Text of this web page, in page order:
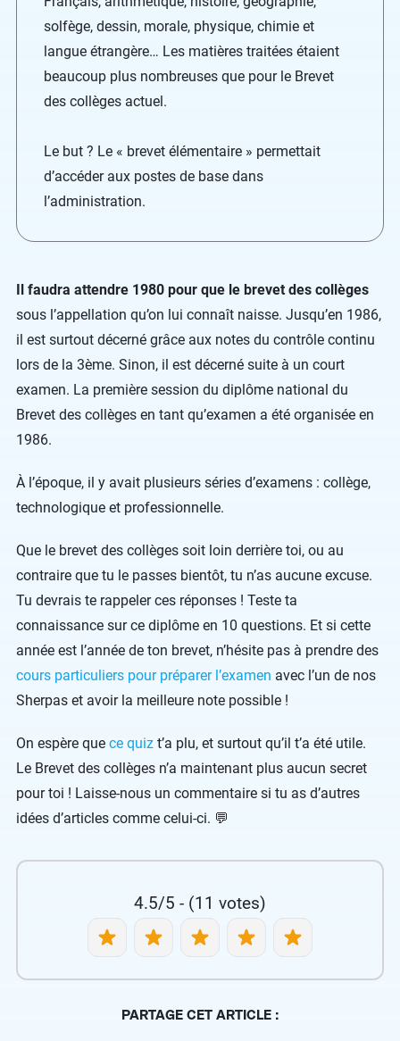
solfège, dessin, morale, physique, chimie et
langue étrangère… Les matières traitées étaient
beaucoup plus nombreuses que pour le Brevet
des collèges actuel.
Le but ? Le « brevet élémentaire » permettait
d’accéder aux postes de base dans
l’administration.
Il faudra attendre 1980 pour que le brevet des collèges
sous l’appellation qu’on lui connaît naisse. Jusqu’en 1986,
il est surtout décerné grâce aux notes du contrôle continu
lors de la 3ème. Sinon, il est décerné suite à un court
examen. La première session du diplôme national du
Brevet des collèges en tant qu’examen a été organisée en
1986.
À l’époque, il y avait plusieurs séries d’examens : collège,
technologique et professionnelle.
Que le brevet des collèges soit loin derrière toi, ou au
contraire que tu le passes bientôt, tu n’as aucune excuse.
Tu devrais te rappeler ces réponses ! Teste ta
connaissance sur ce diplôme en 10 questions. Et si cette
année est l’année de ton brevet, n’hésite pas à prendre des
cours particuliers pour préparer l’examen avec l’un de nos
Sherpas et avoir la meilleure note possible !
On espère que ce quiz t’a plu, et surtout qu’il t’a été utile.
Le Brevet des collèges n’a maintenant plus aucun secret
pour toi ! Laisse-nous un commentaire si tu as d’autres
idées d’articles comme celui-ci. 💬
4.5/5 - (11 votes)
PARTAGE CET ARTICLE :